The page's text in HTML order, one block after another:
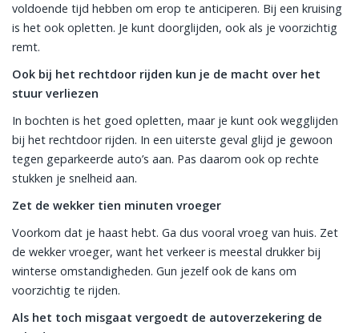
voldoende tijd hebben om erop te anticiperen. Bij een kruising
is het ook opletten. Je kunt doorglijden, ook als je voorzichtig
remt.
Ook bij het rechtdoor rijden kun je de macht over het
stuur verliezen
In bochten is het goed opletten, maar je kunt ook wegglijden
bij het rechtdoor rijden. In een uiterste geval glijd je gewoon
tegen geparkeerde auto’s aan. Pas daarom ook op rechte
stukken je snelheid aan.
Zet de wekker tien minuten vroeger
Voorkom dat je haast hebt. Ga dus vooral vroeg van huis. Zet
de wekker vroeger, want het verkeer is meestal drukker bij
winterse omstandigheden. Gun jezelf ook de kans om
voorzichtig te rijden.
Als het toch misgaat vergoedt de autoverzekering de